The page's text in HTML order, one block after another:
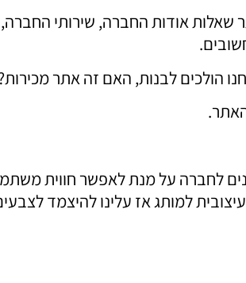
שאלות אודות החברה, שירותי
הולכים לבנות, האם זה אתר
לחברה על מנת לאפשר חווית
למותג אז עלינו להיצמד